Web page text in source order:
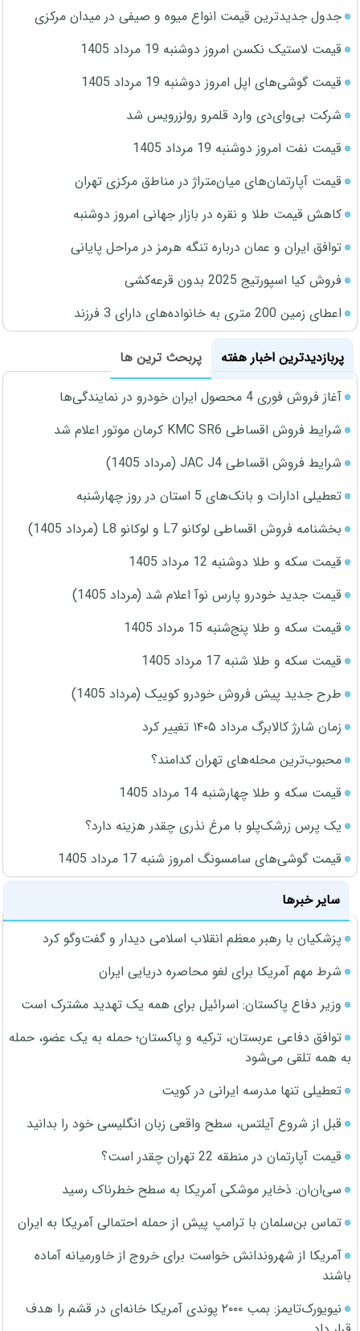
جدول جدیدترین قیمت انواع میوه و صیفی در میدان مرکزی
قیمت لاستیک نکسن امروز دوشنبه 19 مرداد 1405
قیمت گوشی‌های اپل امروز دوشنبه 19 مرداد 1405
شرکت بی‌وای‌دی وارد قلمرو رولزرویس شد
قیمت نفت امروز دوشنبه 19 مرداد 1405
قیمت آپارتمان‌های میان‌متراژ در مناطق مرکزی تهران
کاهش قیمت طلا و نقره در بازار جهانی امروز دوشنبه
توافق ایران و عمان درباره تنگه هرمز در مراحل پایانی
فروش کیا اسپورتیج 2025 بدون قرعه‌کشی
اعطای زمین 200 متری به خانواده‌های دارای 3 فرزند
پربازدیدترین اخبار هفته
پربحث ترین ها
آغاز فروش فوری 4 محصول ایران خودرو در نمایندگی‌ها
شرایط فروش اقساطی KMC SR6 کرمان موتور اعلام شد
شرایط فروش اقساطی JAC J4 (مرداد 1405)
تعطیلی ادارات و بانک‌های 5 استان در روز چهارشنبه
بخشنامه فروش اقساطی لوکانو L7 و لوکانو L8 (مرداد 1405)
قیمت سکه و طلا دوشنبه 12 مرداد 1405
قیمت جدید خودرو پارس نوآ اعلام شد (مرداد 1405)
قیمت سکه و طلا پنج‌شنبه 15 مرداد 1405
قیمت سکه و طلا شنبه 17 مرداد 1405
طرح جدید پیش فروش خودرو کوییک (مرداد 1405)
زمان شارژ کالابرگ مرداد ۱۴۰۵ تغییر کرد
محبوب‌ترین محله‌های تهران کدامند؟
قیمت سکه و طلا چهارشنبه 14 مرداد 1405
یک پرس زرشک‌پلو با مرغ نذری چقدر هزینه دارد؟
قیمت گوشی‌های سامسونگ امروز شنبه 17 مرداد 1405
سایر خبرها
پزشکیان با رهبر معظم انقلاب اسلامی دیدار و گفت‌وگو کرد
شرط مهم آمریکا برای لغو محاصره دریایی ایران
وزیر دفاع پاکستان: اسرائیل برای همه یک تهدید مشترک است
توافق دفاعی عربستان، ترکیه و پاکستان؛ حمله به یک عضو، حمله
به همه تلقی می‌شود
تعطیلی تنها مدرسه ایرانی در کویت
قبل از شروع آیلتس، سطح واقعی زبان انگلیسی خود را بدانید
قیمت آپارتمان در منطقه 22 تهران چقدر است؟
سی‌ان‌ان: ذخایر موشکی آمریکا به سطح خطرناک رسید
تماس بن‌سلمان با ترامپ پیش از حمله احتمالی آمریکا به ایران
آمریکا از شهروندانش خواست برای خروج از خاورمیانه آماده
باشند
نیویورک‌تایمز: بمب ۲۰۰۰ پوندی آمریکا خانه‌ای در قشم را هدف